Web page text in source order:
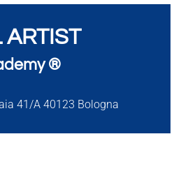
ARTIST
®
41/A 40123 Bologna